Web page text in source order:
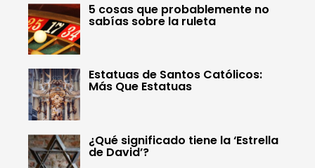
5 cosas que probablemente no
sabías sobre la ruleta
Estatuas de Santos Católicos:
Más Que Estatuas
¿Qué significado tiene la ‘Estrella
de David’?